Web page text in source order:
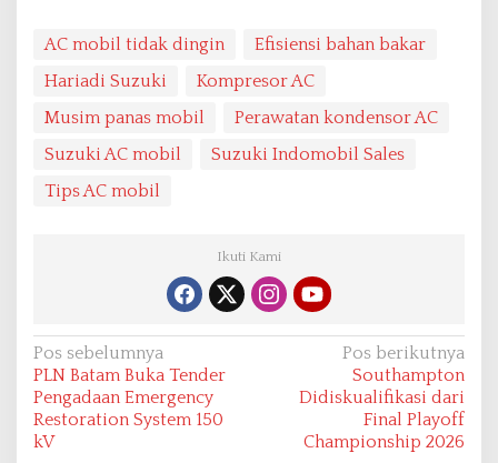
AC mobil tidak dingin
Efisiensi bahan bakar
Hariadi Suzuki
Kompresor AC
Musim panas mobil
Perawatan kondensor AC
Suzuki AC mobil
Suzuki Indomobil Sales
Tips AC mobil
Ikuti Kami
N
a
v
i
Pos sebelumnya
PLN Batam Buka Tender
Pengadaan Emergency
Restoration System 150
kV
Pos berikutnya
Southampton
Didiskualifikasi dari
Final Playoff
Championship 2026